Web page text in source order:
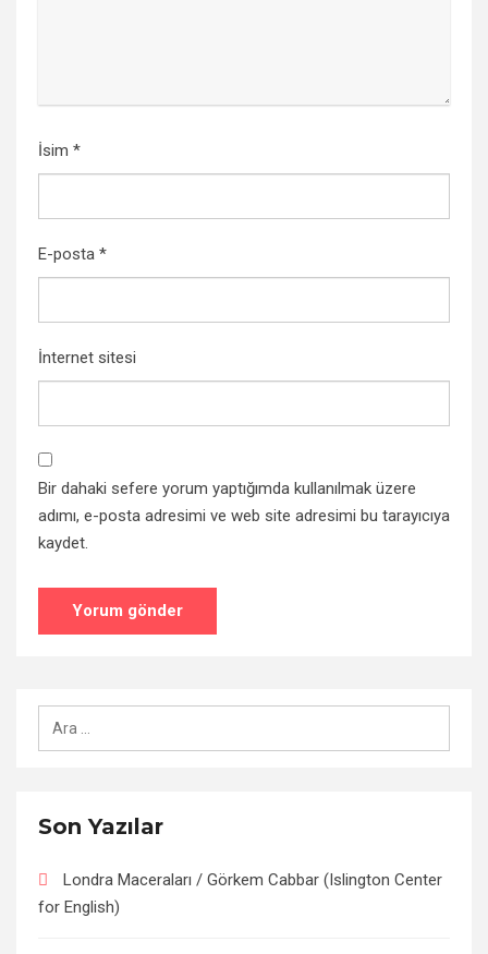
İsim *
E-posta *
İnternet sitesi
Bir dahaki sefere yorum yaptığımda kullanılmak üzere
adımı, e-posta adresimi ve web site adresimi bu tarayıcıya
kaydet.
Son Yazılar
Londra Maceraları / Görkem Cabbar (Islington Center
for English)